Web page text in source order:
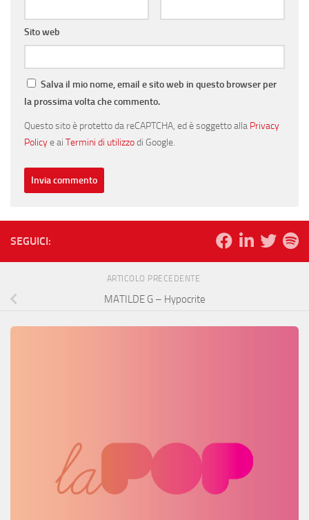
Sito web
Salva il mio nome, email e sito web in questo browser per
la prossima volta che commento.
Questo sito è protetto da reCAPTCHA, ed è soggetto alla Privacy
Policye ai Termini di utilizzodi Google.
SEGUICI:
ARTICOLO PRECEDENTE
MATILDE G – Hypocrite